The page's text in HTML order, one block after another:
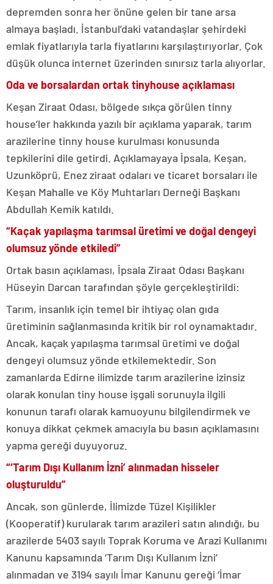
depremden sonra her önüne gelen bir tane arsa
almaya başladı. İstanbul’daki vatandaşlar şehirdeki
emlak fiyatlarıyla tarla fiyatlarını karşılaştırıyorlar. Çok
düşük olunca internet üzerinden sınırsız tarla alıyorlar.
Oda ve borsalardan ortak tinyhouse açıklaması
Keşan Ziraat Odası, bölgede sıkça görülen tinny
house’ler hakkında yazılı bir açıklama yaparak, tarım
arazilerine tinny house kurulması konusunda
tepkilerini dile getirdi. Açıklamayaya İpsala, Keşan,
Uzunköprü, Enez ziraat odaları ve ticaret borsaları ile
Keşan Mahalle ve Köy Muhtarları Derneği Başkanı
Abdullah Kemik katıldı.
“Kaçak yapılaşma tarımsal üretimi ve doğal dengeyi
olumsuz yönde etkiledi”
Ortak basın açıklaması, İpsala Ziraat Odası Başkanı
Hüseyin Darcan tarafından şöyle gerçekleştirildi:
Tarım, insanlık için temel bir ihtiyaç olan gıda
üretiminin sağlanmasında kritik bir rol oynamaktadır.
Ancak, kaçak yapılaşma tarımsal üretimi ve doğal
dengeyi olumsuz yönde etkilemektedir. Son
zamanlarda Edirne ilimizde tarım arazilerine izinsiz
olarak konulan tiny house işgali sorunuyla ilgili
konunun tarafı olarak kamuoyunu bilgilendirmek ve
konuya dikkat çekmek amacıyla bu basın açıklamasını
yapma gereği duyuyoruz.
“‘Tarım Dışı Kullanım İzni’ alınmadan hisseler
oluşturuldu”
Ancak, son günlerde, İlimizde Tüzel Kişilikler
(Kooperatif) kurularak tarım arazileri satın alındığı, bu
arazilerde 5403 sayılı Toprak Koruma ve Arazi Kullanımı
Kanunu kapsamında ‘Tarım Dışı Kullanım İzni’
alınmadan ve 3194 sayılı İmar Kanunu gereği ‘İmar